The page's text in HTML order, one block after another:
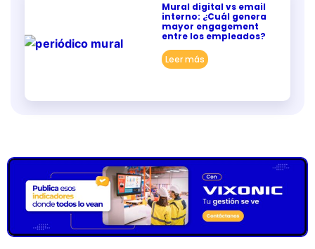
Mural digital vs email
interno: ¿Cuál genera
mayor engagement
entre los empleados?
Leer más